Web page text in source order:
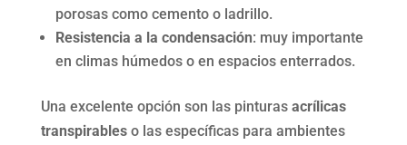
porosas como cemento o ladrillo.
Resistencia a la condensación: muy importante
en climas húmedos o en espacios enterrados.
Una excelente opción son las pinturas acrílicas
transpirableso las específicas para ambientes